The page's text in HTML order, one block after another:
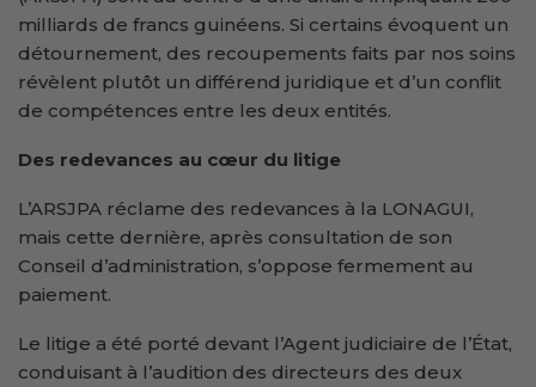
milliards de francs guinéens. Si certains évoquent un
détournement, des recoupements faits par nos soins
révèlent plutôt un différend juridique et d’un conflit
de compétences entre les deux entités.
Des redevances au cœur du litige
L’ARSJPA réclame des redevances à la LONAGUI,
mais cette dernière, après consultation de son
Conseil d’administration, s’oppose fermement au
paiement.
Le litige a été porté devant l’Agent judiciaire de l’État,
conduisant à l’audition des directeurs des deux